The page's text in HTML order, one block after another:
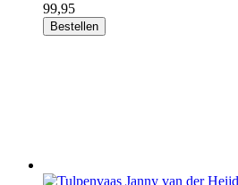
99,95
Bestellen